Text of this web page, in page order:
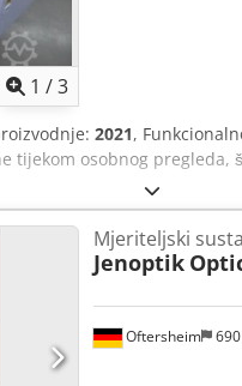
1 /3
2021,
tijekom osobnog pregleda,
Oftersheim
Mjeriteljski
Jenoptik